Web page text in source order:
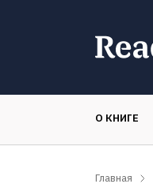
О КНИГЕ
Главная